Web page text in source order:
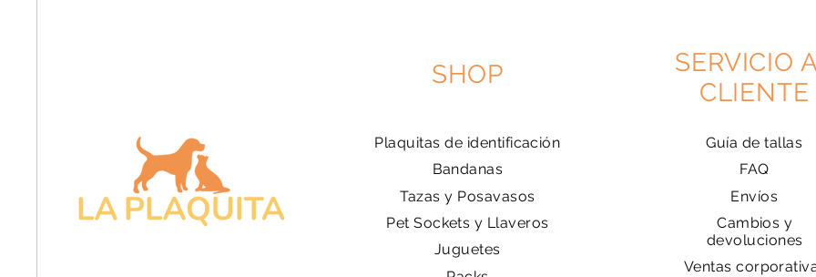
SHOP
Plaquitas de identificación
Bandanas
Tazas y Posavasos
Pet Sockets y Llaveros
Juguetes
SERVICIO
CLIENTE
Guía de tallas
FAQ
Envíos
Cambios y
devoluciones
Ventas